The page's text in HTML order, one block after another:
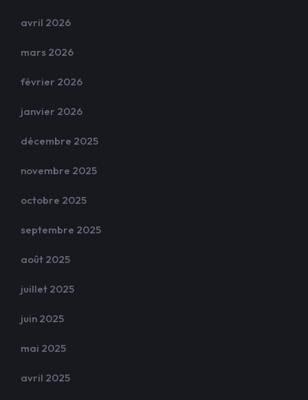
avril 2026
mars 2026
février 2026
janvier 2026
décembre 2025
novembre 2025
octobre 2025
septembre 2025
août 2025
juillet 2025
juin 2025
mai 2025
avril 2025